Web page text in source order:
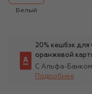
Белый
20% кешбэк для
оранжевой
С Альфа-
Подробнее